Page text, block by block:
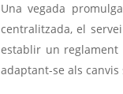
Una vegada
centralitzada, el
establir un
adaptant-se als canvis